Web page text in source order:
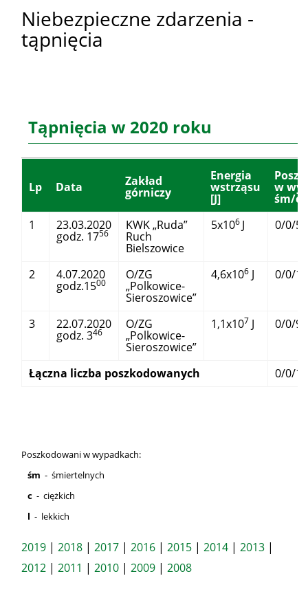
Niebezpieczne zdarzenia -
tąpnięcia
Tąpnięcia w 2020 roku
Lp Data Zakład
górniczy
Energia
wstrząsu
[J]
w
śm/
1
23.03.2020
godz. 1756
KWK „Ruda”
Ruch
Bielszowice
5x106 J 0/0/5
2 4.07.2020
godz.1500
O/ZG
„Polkowice-
Sieroszowice”
4,6x106 J 0/0/1
3 22.07.2020
godz. 346
O/ZG
„Polkowice-
Sieroszowice”
1,1x107 J 0/0/9
Łączna liczba poszkodowanych 0/0/15
Poszkodowani w wypadkach:
śm - śmiertelnych
c - ciężkich
l - lekkich
2019 | 2018 | 2017 | 2016 | 2015 | 2014 | 2013 |
2012 | 2011 | 2010 | 2009 | 2008